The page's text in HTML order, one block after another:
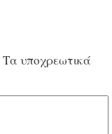
Τα υποχρεωτικά